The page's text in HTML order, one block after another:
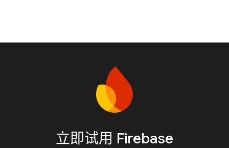
立即试用 Firebase